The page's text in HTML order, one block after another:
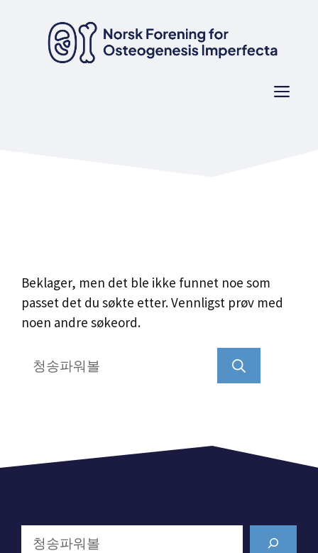
Beklager, men det ble ikke funnet noe som
passet det du søkte etter. Vennligst prøv med
noen andre søkeord.
Søk
etter:
Search